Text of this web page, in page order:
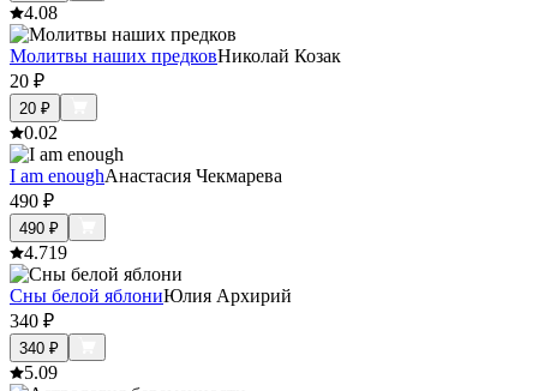
4.08
Молитвы наших предковНиколай Козак
20 ₽
20 ₽
0.02
I am enoughАнастасия Чекмарева
490 ₽
490 ₽
4.719
Сны белой яблониЮлия Архирий
340 ₽
340 ₽
5.09